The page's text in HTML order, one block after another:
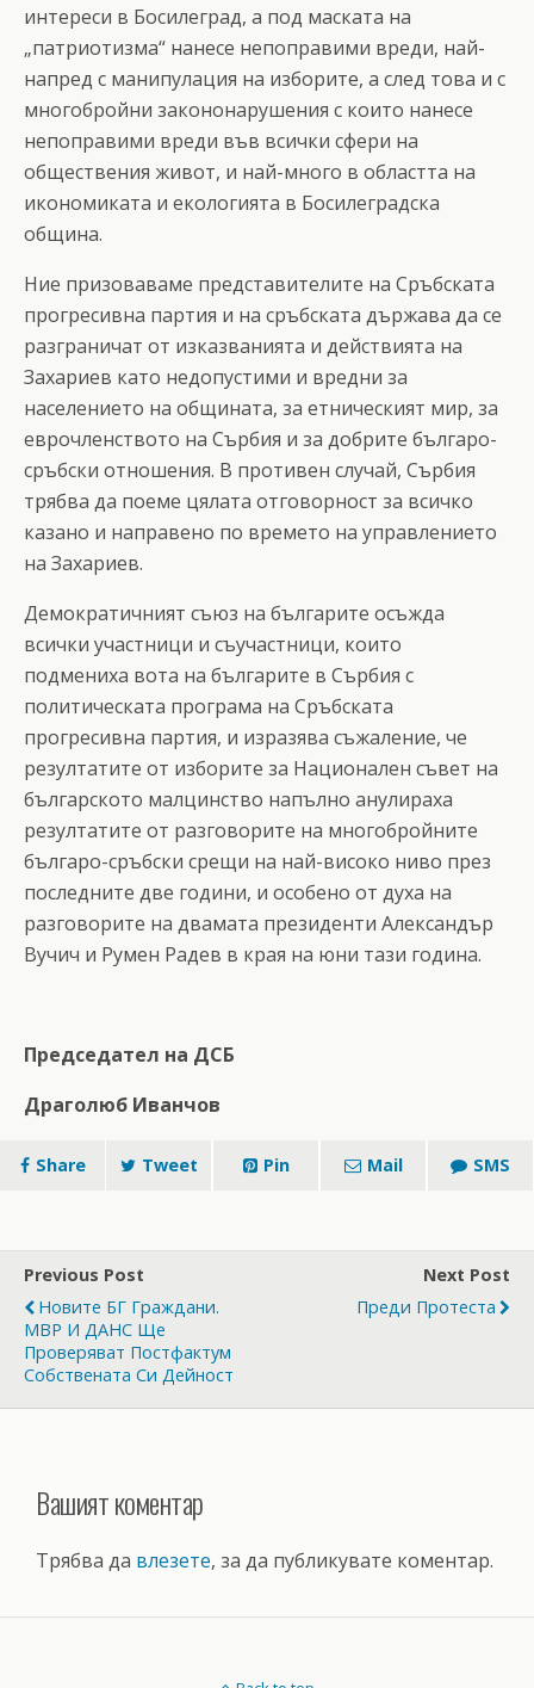
интереси в Босилеград, а под маската на
„патриотизма“ нанесе непоправими вреди, най-
напред с манипулация на изборите, а след това и с
многобройни закононарушения с които нанесе
непоправими вреди във всички сфери на
обществения живот, и най-много в областта на
икономиката и екологията в Босилеградска
община.
Ние призоваваме представителите на Сръбската
прогресивна партия и на сръбската държава да се
разграничат от изказванията и действията на
Захариев като недопустими и вредни за
населението на общината, за етническият мир, за
еврочленството на Сърбия и за добрите българо-
сръбски отношения. В противен случай, Сърбия
трябва да поеме цялата отговорност за всичко
казано и направено по времето на управлението
на Захариев.
Демократичният съюз на българите осъжда
всички участници и съучастници, които
подмениха вота на българите в Сърбия с
политическата програма на Сръбската
прогресивна партия, и изразява съжаление, че
резултатите от изборите за Национален съвет на
българското малцинство напълно анулираха
резултатите от разговорите на многобройните
българо-сръбски срещи на най-високо ниво през
последните две години, и особено от духа на
разговорите на двамата президенти Александър
Вучич и Румен Радев в края на юни тази година.
Председател на ДСБ
Драголюб Иванчов
Share Tweet Pin Mail SMS
Previous Post
Новите БГ Граждани.
МВР И ДАНС Ще
Проверяват Постфактум
Собствената Си Дейност
Next Post
Преди Протеста
Вашият коментар
Трябва да влезете, за да публикувате коментар.